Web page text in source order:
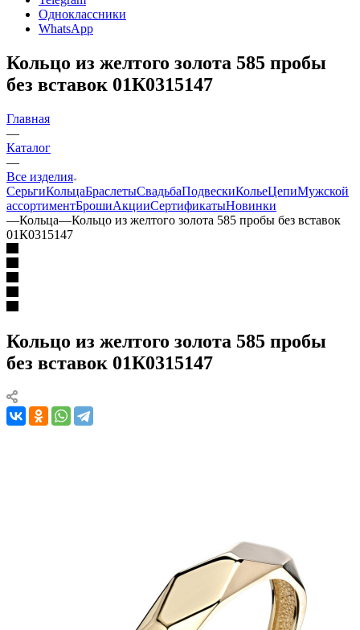
Одноклассники
WhatsApp
Кольцо из желтого золота 585 пробы
без вставок 01К0315147
Главная
—
Каталог
—
Все изделия
СерьгиКольцаБраслетыСвадьбаПодвескиКольеЦепиМужской
ассортиментБрошиАкцииСертификатыНовинки
—Кольца—Кольцо из желтого золота 585 пробы без вставок
01К0315147
Кольцо из желтого золота 585 пробы
без вставок 01К0315147